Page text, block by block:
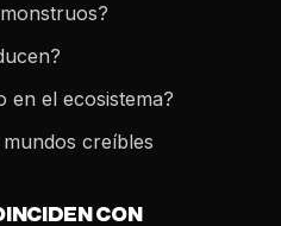
en el ecosistema?
creíbles
CON